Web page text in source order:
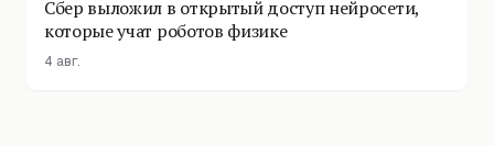
Сбер выложил в открытый доступ нейросети,
которые учат роботов физике
4 авг.